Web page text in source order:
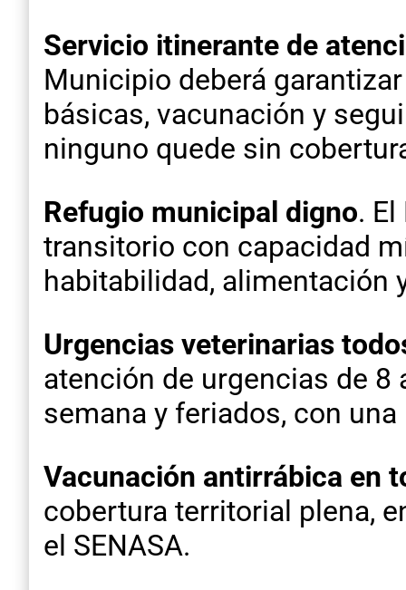
Servicio itinerante de
Municipio deberá
básicas, vacunación y
ninguno quede sin
Refugio municipal digno.
transitorio con capacidad
habitabilidad, alimentación
Urgencias veterinarias
atención de urgencias de 8
semana y feriados, con
Vacunación antirrábica en
cobertura territorial plena,
el SENASA.